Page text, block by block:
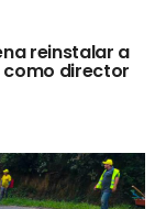
reinstalar a
como director